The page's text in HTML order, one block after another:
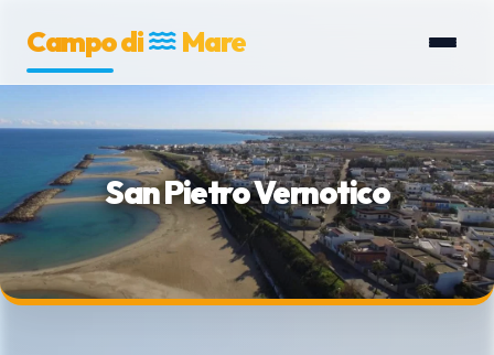
Campo di Mare
San Pietro Vernotico